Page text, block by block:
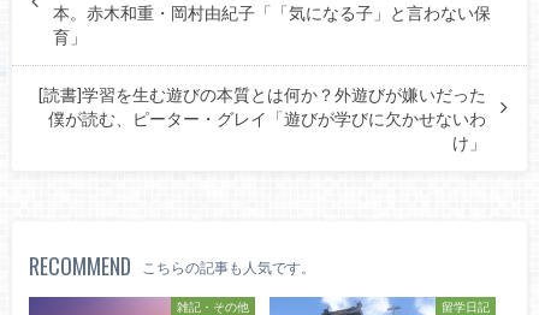
本。赤木和重・岡村由紀子「「気になる子」と言わない保
育」
[読書]学習を生む遊びの本質とは何か？外遊びが嫌いだった
僕が読む、ピーター・グレイ「遊びが学びに欠かせないわ
け」
RECOMMEND こちらの記事も人気です。
雑記・その他 留学日記